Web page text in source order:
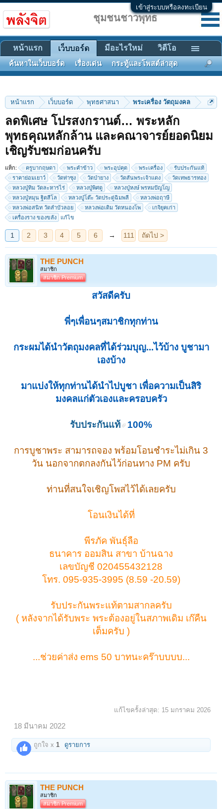
เข้าสู่ระบบหรือลงทะเบียน
หน้าแรก เว็บบอร์ด พุทธศาสนา พระเครื่อง วัตถุมงคล
ลดพิเศษ โปรสงกรานต์… พระหลัก
พุทธคุณหลักล้าน และคณาจารย์ยอดนิยม
เชิญรับชมก่อนครับ
แท็ก: ครูบากฤษดา พระคำข้าว พระอุปคุต พระเครื่อง
รับประกันแท้
ราคาย่อมเยาว์
วัดท่าซุง วัดป่ายาง วัดสันพระเจ้าแดง
วัดเทพธารทอง
หลวงปู่ทิม วัดละหารไร่
หลวงปู่พิศดู
หลวงปู่หงษ์ พรหมปัญโญ
หลวงปู่หมุน ฐิตสีโล
หลวงปู่โต๊ะ วัดประดู่ฉิมพลี
หลวงพ่อฤาษี
หลวงพ่อสนิท วัดลำบัวลอย
หลวงพ่อเดิม วัดหนองโพ
เกจิยุคเก่า
เครื่องราง ของขลัง
แก้ไข
1 2 3 4 5 6 → 111 ถัดไป >
THE PUNCH
สมาชิก
สมาชิก Premium
สวัสดีครับ
พี่ๆเพื่อนๆสมาชิกทุกท่าน
กระผมได้นำวัตถุมงคลที่ได้ร่วมบุญ...ไว้บ้าง บูชามา
เองบ้าง
มาแบ่งให้ทุกท่านได้นำไปบูชา เพื่อความเป็นสิริ
มงคลแก่ตัวเองและครอบครัว
รับประกันแท้ 100%
การบูชาพระ สามารถจอง พร้อมโอนชำระไม่เกิน 3
วัน นอกจากตกลงกันไว้ก่อนทาง PM ครับ
ท่านที่สนใจเชิญโพสไว้ได้เลยครับ
โอนเงินได้ที่
พีรภัค พันธุ์ลือ
ธนาคาร ออมสิน สาขา บ้านฉาง
เลขบัญชี 020455432128
โทร. 095-935-3995 (8.59 -20.59)
รับประกันพระแท้ตามสากลครับ
( หลังจากได้รับพระ พระต้องอยู่ในสภาพเดิม เก๊คืน
เต็มครับ )
...ช่วยค่าส่ง ems 50 บาทนะคร๊าบบบบ...
แก้ไขครั้งล่าสุด: 15 มกราคม 2026
18 มีนาคม 2022
ถูกใจ x1 ดูรายการ
THE PUNCH
สมาชิก
สมาชิก Premium
ชุมชนชาวพุทธ
หน้าแรก เว็บบอร์ด
ค้นหาในเว็บบอร์ด เรื่องเด่น กระทู้และโพสต์ล่าสุด
มีอะไรใหม่ วิดีโอ